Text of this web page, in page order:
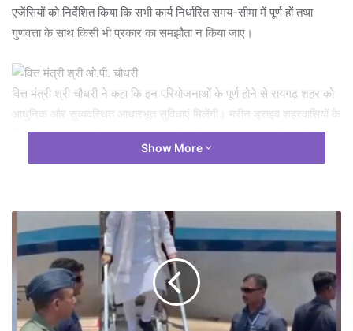
एजेंसियों को निर्देशित किया कि सभी कार्य निर्धारित समय-सीमा में पूर्ण हों तथा
गुणवत्ता के साथ किसी भी प्रकार का समझौता न किया जाए।
वित्त मंत्री श्री चौधरी ने कहा कि इन परियोजनाओं के पूर्ण होने से रायगढ़ शहर को
आधुनिक और सुव्यवस्थित आधारभूत सुविधाएं मिलेंगी। मरीन ड्राइव शहरवासियों के
लिए आकर्षक सार्वजनिक स्थल के रूप में विकसित होगा, नया बस स्टैंड यात्रियों को
बेहतर सुविधाएं प्रदान करेगा, जबकि ऑक्सीजोन परियोजनाएं पर्यावरण संरक्षण के
उन्होंने कहा कि राज्य सरकार का उद्देश्य विकास कार्यों के माध्यम से नागरिकों के
जीवन स्तर को बेहतर बनाना है। इसके लिए सभी परियोजनाओं की नियमित
निगरानी की जा रही है ताकि जनता को जल्द से जल्द इनका लाभ मिल सके। इस
अवसर पर संबंधित विभागों के अधिकारी, जनप्रतिनिधि और निर्माण एजेंसियों के
Show More